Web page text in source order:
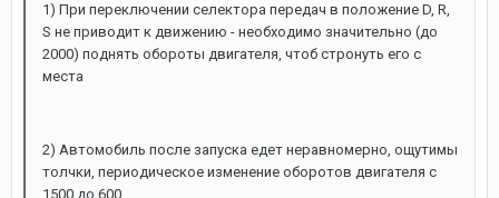
1) При переключении селектора передач в положение D, R,
S не приводит к движению - необходимо значительно (до
2000) поднять обороты двигателя, чтоб стронуть его с
места
2) Автомобиль после запуска едет неравномерно, ощутимы
толчки, периодическое изменение оборотов двигателя с
1500 до 600.